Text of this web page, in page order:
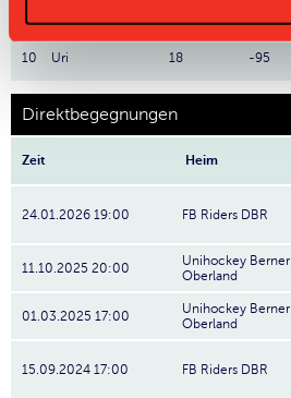
10 Uri 18 -95
Direktbegegnungen
Zeit Heim
24.01.2026 19:00 FB Riders DBR
11.10.2025 20:00
Unihockey Berner
Oberland
01.03.2025 17:00
Unihockey Berner
Oberland
15.09.2024 17:00 FB Riders DBR